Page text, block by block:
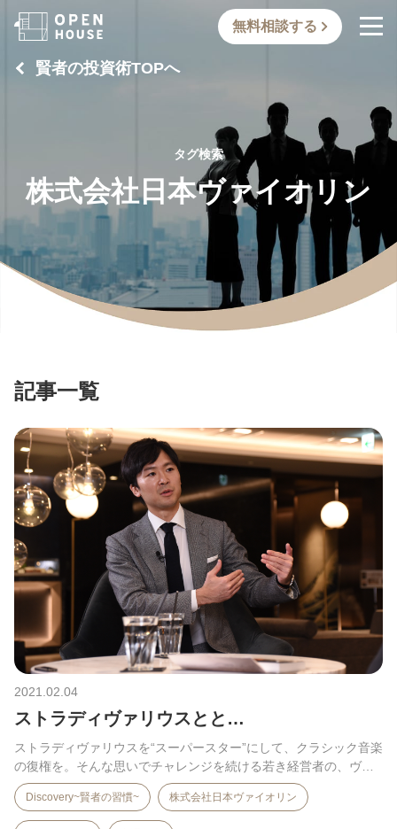
無料相談する
賢者の投資術TOPへ
タグ検索
株式会社日本ヴァイオリン
記事一覧
2021.02.04
ストラディヴァリウスとと…
ストラディヴァリウスを“スーパースター”にして、クラシック音楽
の復権を。そんな思いでチャレンジを続ける若き経営者の、ヴ
ァ…
Discovery~賢者の習慣~ 株式会社日本ヴァイオリン